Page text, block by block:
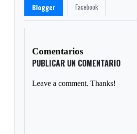
Blogger Facebook
Comentarios
PUBLICAR UN COMENTARIO
Leave a comment. Thanks!